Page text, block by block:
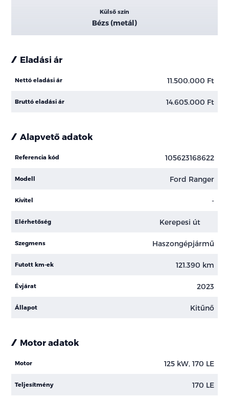
Külső szín
Bézs (metál)
Eladási ár
Nettó eladási ár 11.500.000 Ft
Bruttó eladási ár 14.605.000 Ft
Alapvető adatok
Referencia kód 105623168622
Modell Ford Ranger
Kivitel -
Elérhetőség Kerepesi út
Szegmens Haszongépjármű
Futott km-ek 121.390 km
Évjárat 2023
Állapot Kitűnő
Motor adatok
Motor 125 kW, 170 LE
Teljesítmény 170 LE